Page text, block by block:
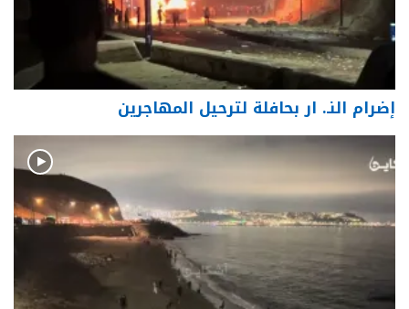
إضرام النـ. ار بحافلة لترحيل المهاجرين